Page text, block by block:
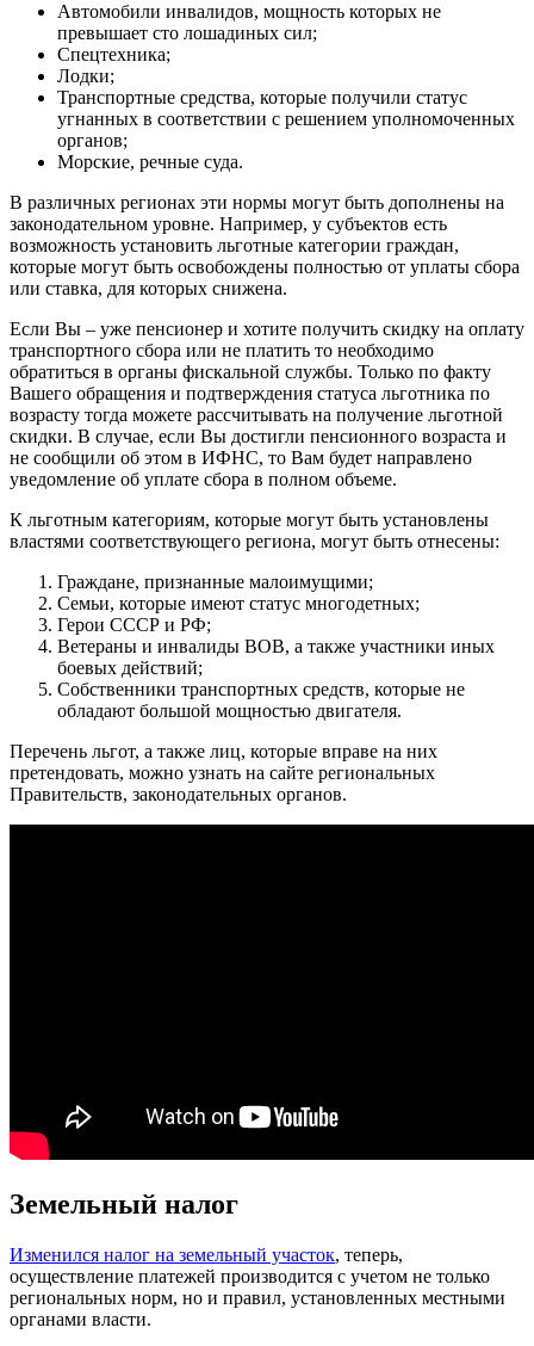
Автомобили инвалидов, мощность которых не
превышает сто лошадиных сил;
Спецтехника;
Лодки;
Транспортные средства, которые получили статус
угнанных в соответствии с решением уполномоченных
органов;
Морские, речные суда.
В различных регионах эти нормы могут быть дополнены на
законодательном уровне. Например, у субъектов есть
возможность установить льготные категории граждан,
которые могут быть освобождены полностью от уплаты сбора
или ставка, для которых снижена.
Если Вы – уже пенсионер и хотите получить скидку на оплату
транспортного сбора или не платить то необходимо
обратиться в органы фискальной службы. Только по факту
Вашего обращения и подтверждения статуса льготника по
возрасту тогда можете рассчитывать на получение льготной
скидки. В случае, если Вы достигли пенсионного возраста и
не сообщили об этом в ИФНС, то Вам будет направлено
уведомление об уплате сбора в полном объеме.
К льготным категориям, которые могут быть установлены
властями соответствующего региона, могут быть отнесены:
Граждане, признанные малоимущими;
Семьи, которые имеют статус многодетных;
Герои СССР и РФ;
Ветераны и инвалиды ВОВ, а также участники иных
боевых действий;
Собственники транспортных средств, которые не
обладают большой мощностью двигателя.
Перечень льгот, а также лиц, которые вправе на них
претендовать, можно узнать на сайте региональных
Правительств, законодательных органов.
Земельный налог
Изменился налог на земельный участок, теперь,
осуществление платежей производится с учетом не только
региональных норм, но и правил, установленных местными
органами власти.